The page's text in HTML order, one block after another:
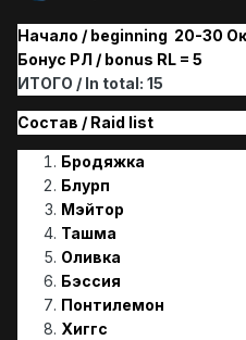
Начало / beginning 20-30
Бонус РЛ / bonus RL = 5
ИТОГО / In total: 15
Состав / Raid list
Бродяжка
Блурп
Мэйтор
Ташма
Оливка
Бэссия
Понтилемон
Хиггс